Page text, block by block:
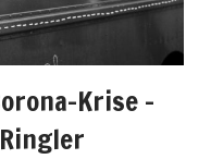
Krise –